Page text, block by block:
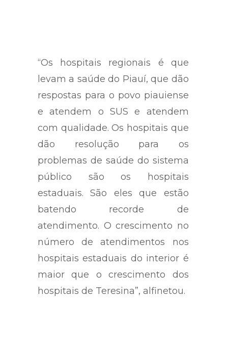
“Os hospitais regionais é que
levam a saúde do Piauí, que dão
respostas para o povo piauiense
e atendem o SUS e atendem
com qualidade. Os hospitais que
dão resolução para os
problemas de saúde do sistema
público são os hospitais
estaduais. São eles que estão
batendo recorde de
atendimento. O crescimento no
número de atendimentos nos
hospitais estaduais do interior é
maior que o crescimento dos
hospitais de Teresina”, alfinetou.